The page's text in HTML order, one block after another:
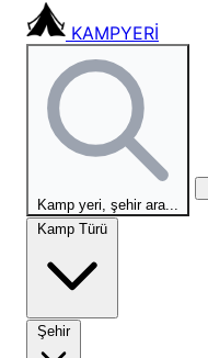
KAMPYERİ
Kamp yeri, şehir ara...
Kamp Türü
Şehir